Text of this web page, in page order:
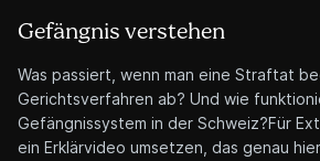
Gefängnis verstehen
Was passiert, wenn man eine Straftat
Gerichtsverfahren ab? Und wie
Gefängnissystem in der Schweiz?Für
ein Erklärvideo umsetzen, das genau